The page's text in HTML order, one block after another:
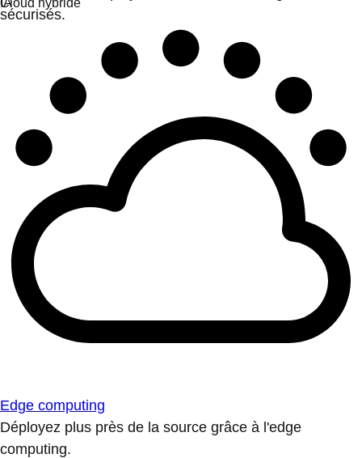
sécurisés.
Edge computing
Déployez plus près de la source grâce à l'edge
computing.